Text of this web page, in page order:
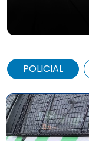
POLICIAL